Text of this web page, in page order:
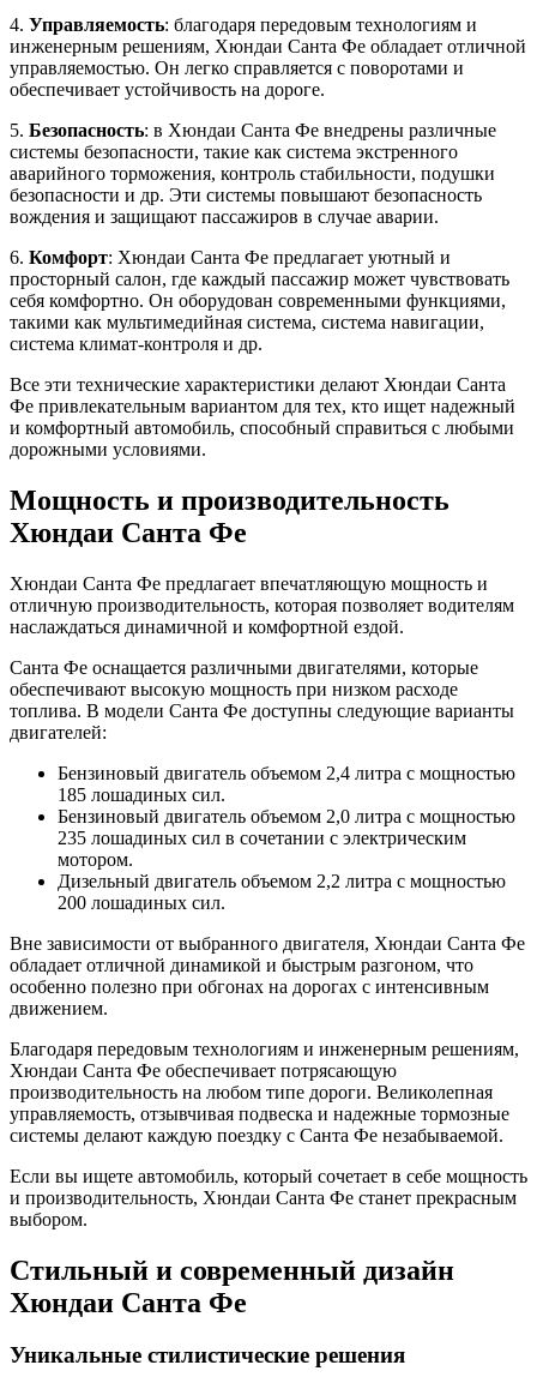
4. Управляемость: благодаря передовым технологиям и
инженерным решениям, Хюндаи Санта Фе обладает отличной
управляемостью. Он легко справляется с поворотами и
обеспечивает устойчивость на дороге.
5. Безопасность: в Хюндаи Санта Фе внедрены различные
системы безопасности, такие как система экстренного
аварийного торможения, контроль стабильности, подушки
безопасности и др. Эти системы повышают безопасность
вождения и защищают пассажиров в случае аварии.
6. Комфорт: Хюндаи Санта Фе предлагает уютный и
просторный салон, где каждый пассажир может чувствовать
себя комфортно. Он оборудован современными функциями,
такими как мультимедийная система, система навигации,
система климат-контроля и др.
Все эти технические характеристики делают Хюндаи Санта
Фе привлекательным вариантом для тех, кто ищет надежный
и комфортный автомобиль, способный справиться с любыми
дорожными условиями.
Мощность и производительность
Хюндаи Санта Фе
Хюндаи Санта Фе предлагает впечатляющую мощность и
отличную производительность, которая позволяет водителям
наслаждаться динамичной и комфортной ездой.
Санта Фе оснащается различными двигателями, которые
обеспечивают высокую мощность при низком расходе
топлива. В модели Санта Фе доступны следующие варианты
двигателей:
Бензиновый двигатель объемом 2,4 литра с мощностью
185 лошадиных сил.
Бензиновый двигатель объемом 2,0 литра с мощностью
235 лошадиных сил в сочетании с электрическим
мотором.
Дизельный двигатель объемом 2,2 литра с мощностью
200 лошадиных сил.
Вне зависимости от выбранного двигателя, Хюндаи Санта Фе
обладает отличной динамикой и быстрым разгоном, что
особенно полезно при обгонах на дорогах с интенсивным
движением.
Благодаря передовым технологиям и инженерным решениям,
Хюндаи Санта Фе обеспечивает потрясающую
производительность на любом типе дороги. Великолепная
управляемость, отзывчивая подвеска и надежные тормозные
системы делают каждую поездку с Санта Фе незабываемой.
Если вы ищете автомобиль, который сочетает в себе мощность
и производительность, Хюндаи Санта Фе станет прекрасным
выбором.
Стильный и современный дизайн
Хюндаи Санта Фе
Уникальные стилистические решения